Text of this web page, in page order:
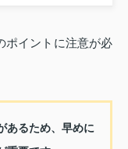
ポイントに注意が必
あるため、早めに